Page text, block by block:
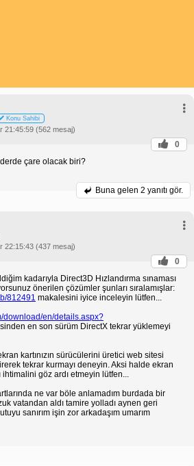
Konu Sahibi
21:45:59 (562 mesaj)
0
çare olacak biri?
Buna gelen 2 yanıtı gör.
22:15:43 (437 mesaj)
0
kadarıyla Direct3D Hızlandırma sınaması
önerilen çözümler şunları sıralamışlar:
812491 makalesini iyice inceleyin lütfen...
download/en/details.aspx?
en son sürüm DirectX tekrar yüklemeyi
kartınızın sürücülerini üretici web sitesi
tekrar kurmayı deneyin. Aksi halde ekran
ihtimalini göz ardı etmeyin lütfen...
ne var böle anlamadım burdada bir
vatandan aldı tamire yolladı aynen geri
sanırım işin zor arkadaşım umarım